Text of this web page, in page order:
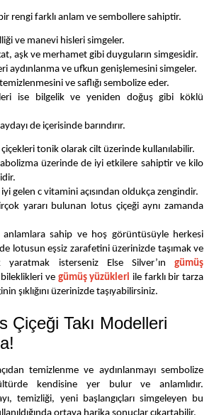
rengi farklı anlam ve sembollere sahiptir.
ve manevi hisleri simgeler.
aşk ve merhamet gibi duyguların simgesidir.
aydınlanma ve ufkun genişlemesini simgeler.
ve saflığı sembolize eder.
ise bilgelik ve yeniden doğuş gibi köklü
de içerisinde barındırır.
tonik olarak cilt üzerinde kullanılabilir.
üzerinde de iyi etkilere sahiptir ve kilo
gelen c vitamini açısından oldukça zengindir.
yararı bulunan lotus çiçeği aynı zamanda
anlamlara sahip ve hoş görüntüsüyle herkesi
lotusun eşsiz zarafetini üzerinizde taşımak ve
yaratmak isterseniz Else Silver’ın gümüş
ve gümüş yüzükleri ile farklı bir tarza
şıklığını üzerinizde taşıyabilirsiniz.
Çiçeği Takı Modelleri
temizlenme ve aydınlanmayı sembolize
kendisine yer bulur ve anlamlıdır.
temizliği, yeni başlangıçları simgeleyen bu